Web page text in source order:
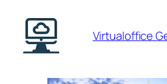
Inhalt
springen
Virtualoffice